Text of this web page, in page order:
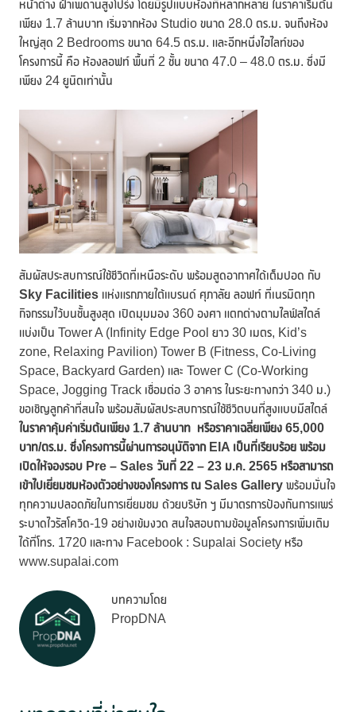
หน้าต่าง ฝ้าเพดานสูงโปร่ง โดยมีรูปแบบห้องที่หลากหลาย ในราคาเริ่มต้น
เพียง 1.7 ล้านบาท เริ่มจากห้อง Studio ขนาด 28.0 ตร.ม. จนถึงห้อง
ใหญ่สุด 2 Bedrooms ขนาด 64.5 ตร.ม. และอีกหนึ่งไฮไลท์ของ
โครงการนี้ คือ ห้องลอฟท์ พื้นที่ 2 ชั้น ขนาด 47.0 – 48.0 ตร.ม. ซึ่งมี
เพียง 24 ยูนิตเท่านั้น
สัมผัสประสบการณ์ใช้ชีวิตที่เหนือระดับ พร้อมสูดอากาศได้เต็มปอด กับ
Sky Facilities แห่งแรกภายใต้แบรนด์ ศุภาลัย ลอฟท์ ที่เนรมิตทุก
กิจกรรมไว้บนชั้นสูงสุด เปิดมุมมอง 360 องศา แตกต่างตามไลฟ์สไตล์
แบ่งเป็น Tower A (Infinity Edge Pool ยาว 30 เมตร, Kid’s
zone, Relaxing Pavilion) Tower B (Fitness, Co-Living
Space, Backyard Garden) และ Tower C (Co-Working
Space, Jogging Track เชื่อมต่อ 3 อาคาร ในระยะทางกว่า 340 ม.)
ขอเชิญลูกค้าที่สนใจ พร้อมสัมผัสประสบการณ์ใช้ชีวิตบนที่สูงแบบมีสไตล์
ในราคาคุ้มค่าเริ่มต้นเพียง 1.7 ล้านบาท หรือราคาเฉลี่ยเพียง 65,000
บาท/ตร.ม. ซึ่งโครงการนี้ผ่านการอนุมัติจาก EIA เป็นที่เรียบร้อย พร้อม
เปิดให้จองรอบ Pre – Sales วันที่ 22 – 23 ม.ค. 2565 หรือสามารถ
เข้าไปเยี่ยมชมห้องตัวอย่างของโครงการ ณ Sales Gallery พร้อมมั่นใจ
ทุกความปลอดภัยในการเยี่ยมชม ด้วยบริษัท ฯ มีมาตรการป้องกันการแพร่
ระบาดไวรัสโควิด-19 อย่างเข้มงวด สนใจสอบถามข้อมูลโครงการเพิ่มเติม
ได้ที่โทร. 1720 และทาง Facebook : Supalai Society หรือ
www.supalai.com
บทความโดย
PropDNA